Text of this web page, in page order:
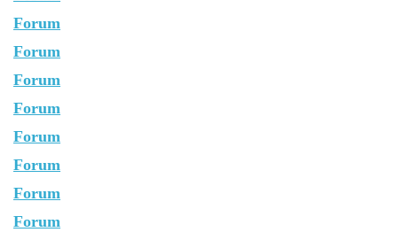
Forum
Forum
Forum
Forum
Forum
Forum
Forum
Forum